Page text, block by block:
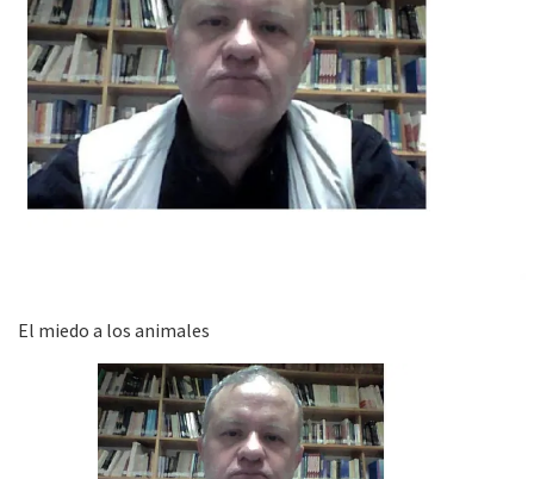
El miedo a los animales